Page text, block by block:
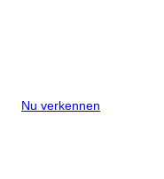
Nu verkennen